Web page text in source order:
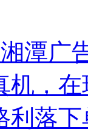
潭广
机，
利落